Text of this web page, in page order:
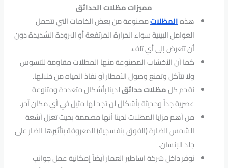
مميزات مظلات الحدائق
هذهالمظلاتمصنوعة من بعض الخامات التي تتحمل
العوامل البيئية سواء الحرارة المرتفعة أو البرودة الشديدة دون
أن تتعرض إلى أي تلف.
كما أن الأخشاب المصنوعة منها المظلات مقاومة للتسوس
ولا تتآكل وتمنع وصول الأمطار أو نفاذ المياه من خلالها.
نقدم كلمظلات حدائقلدينا بأشكال متعددة ومتنوعة
عصرية جداً وحديثة بأشكال لن تجد لها مثيل في أي مكان آخر.
من أهم مزايا المظلات لدينا أنها مصممة بحيث تعزل أشعة
الشمس الضارة (الفوق بنفسجية) المعروفة بتأثيرها الضار على
جلد الإنسان.
نوفر داخل شركة اساطير العمار أيضاً إمكانية عمل جوانب